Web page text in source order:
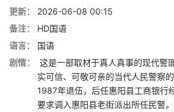
更新：
2026-06-08 00:15
备注：
HD国语
语言：
国语
剧情：
这是一部取材于真人真事的现代警
实可信、可敬可亲的当代人民警察
1987年退伍，后任惠阳县工商银行
要求调入惠阳县老街派出所任民警